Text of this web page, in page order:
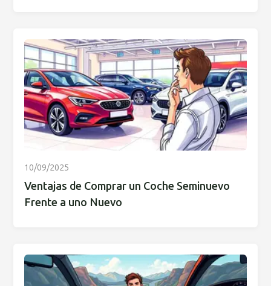
10/09/2025
Ventajas de Comprar un Coche Seminuevo
Frente a uno Nuevo